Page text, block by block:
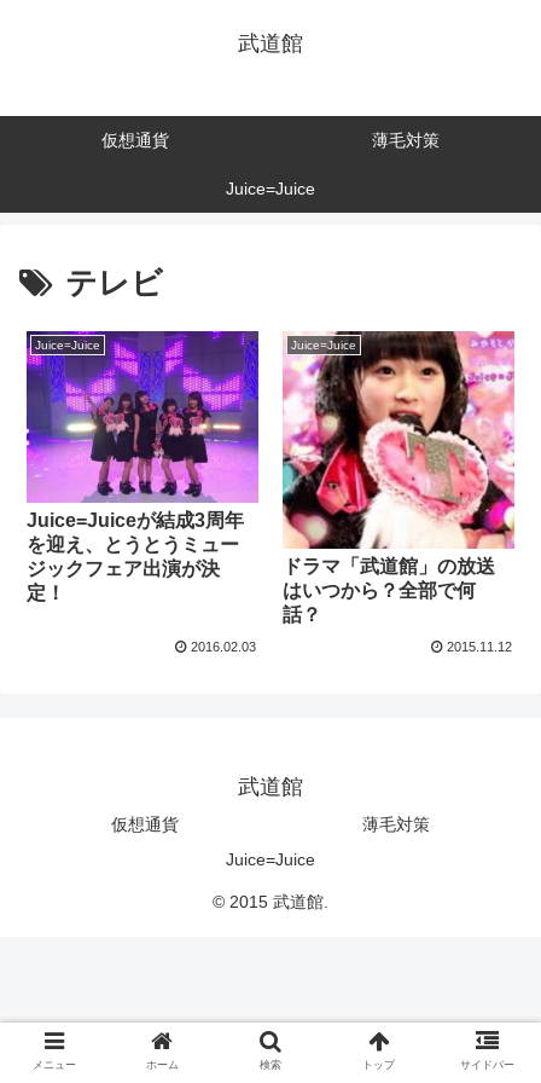
武道館
仮想通貨 薄毛対策
Juice=Juice
テレビ
Juice=Juice
Juice=Juiceが結成3周年
を迎え、とうとうミュー
ジックフェア出演が決
定！
2016.02.03
Juice=Juice
ドラマ「武道館」の放送
はいつから？全部で何
話？
2015.11.12
武道館
仮想通貨
薄毛対策
Juice=Juice
© 2015 武道館.
メニュー ホーム 検索 トップ サイドバー